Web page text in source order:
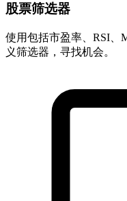
股票筛选器
使用包括市盈率、RSI、
义筛选器，寻找机会。